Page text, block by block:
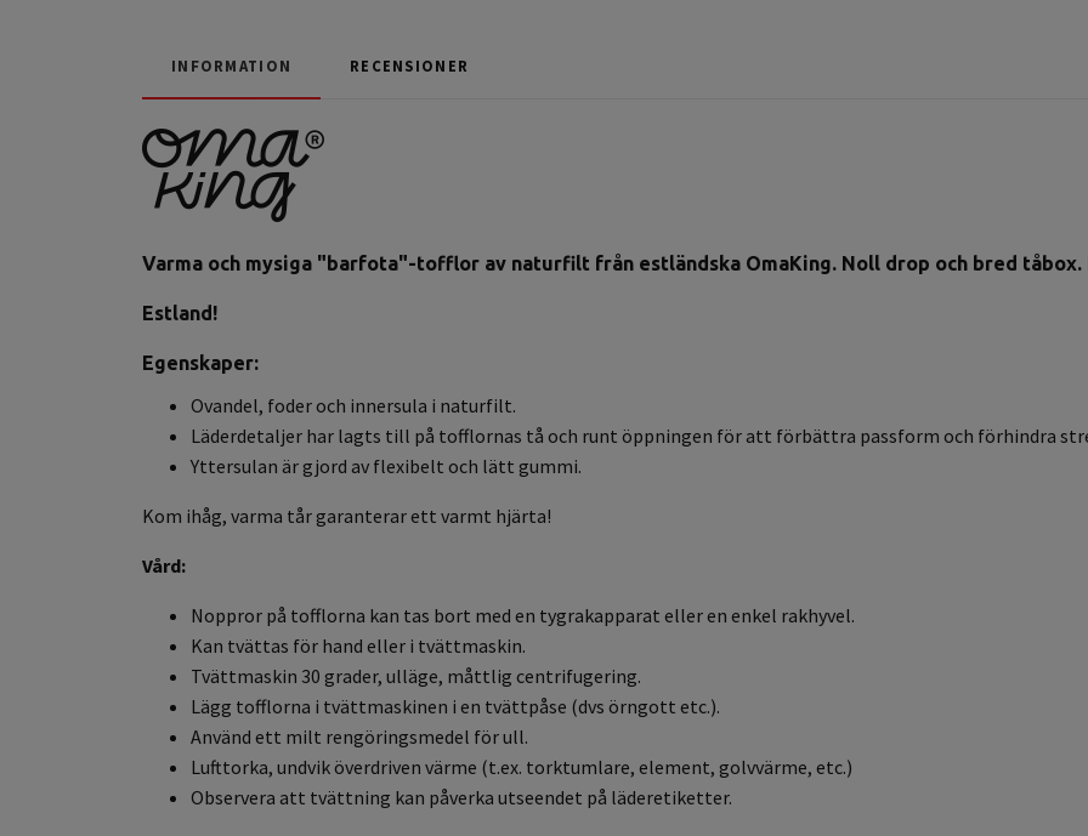
INFORMATION RECENSIONER
Varma och mysiga "barfota"-tofflor av naturfilt från estländska OmaKing. Noll drop och bred
Estland!
Egenskaper:
Ovandel, foder och innersula i naturfilt.
Läderdetaljer har lagts till på tofflornas tå och runt öppningen för att förbättra passform och förhindra
Yttersulan är gjord av flexibelt och lätt gummi.
Kom ihåg, varma tår garanterar ett varmt hjärta!
Vård:
Noppror på tofflorna kan tas bort med en tygrakapparat eller en enkel rakhyvel.
Kan tvättas för hand eller i tvättmaskin.
Tvättmaskin 30 grader, ulläge, måttlig centrifugering.
Lägg tofflorna i tvättmaskinen i en tvättpåse (dvs örngott etc.).
Använd ett milt rengöringsmedel för ull.
Lufttorka, undvik överdriven värme (t.ex. torktumlare, element, golvvärme, etc.)
Observera att tvättning kan påverka utseendet på läderetiketter.